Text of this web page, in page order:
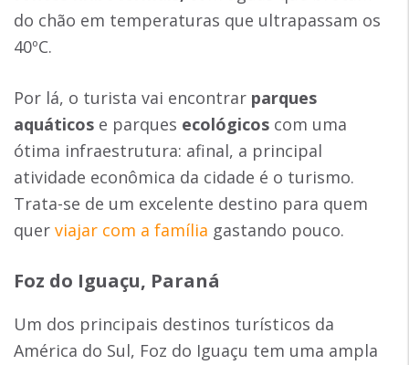
do chão em temperaturas que ultrapassam os
40ºC.
Por lá, o turista vai encontrar parques
aquáticos e parques ecológicos com uma
ótima infraestrutura: afinal, a principal
atividade econômica da cidade é o turismo.
Trata-se de um excelente destino para quem
quer viajar com a família gastando pouco.
Foz do Iguaçu, Paraná
Um dos principais destinos turísticos da
América do Sul, Foz do Iguaçu tem uma ampla